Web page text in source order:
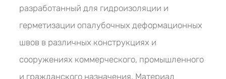
разработанный для гидроизоляции и
герметизации опалубочных деформационных
швов в различных конструкциях и
сооружениях коммерческого, промышленного
и гражданского назначения. Материал